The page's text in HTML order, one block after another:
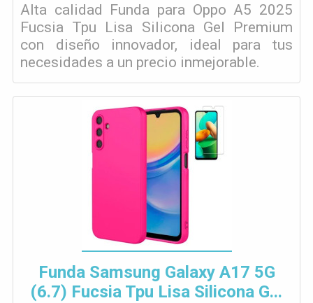
Alta calidad Funda para Oppo A5 2025
Fucsia Tpu Lisa Silicona Gel Premium
con diseño innovador, ideal para tus
necesidades a un precio inmejorable.
Funda Samsung Galaxy A17 5G
(6.7) Fucsia Tpu Lisa Silicona G...